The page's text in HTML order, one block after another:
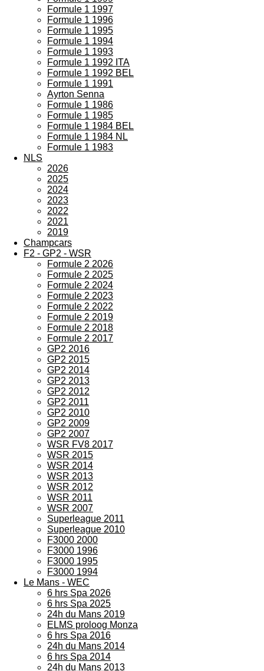
Formule 1 1997
Formule 1 1996
Formule 1 1995
Formule 1 1994
Formule 1 1993
Formule 1 1992 ITA
Formule 1 1992 BEL
Formule 1 1991
Ayrton Senna
Formule 1 1986
Formule 1 1985
Formule 1 1984 BEL
Formule 1 1984 NL
Formule 1 1983
NLS
2026
2025
2024
2023
2022
2021
2019
Champcars
F2 - GP2 - WSR
Formule 2 2026
Formule 2 2025
Formule 2 2024
Formule 2 2023
Formule 2 2022
Formule 2 2019
Formule 2 2018
Formule 2 2017
GP2 2016
GP2 2015
GP2 2014
GP2 2013
GP2 2012
GP2 2011
GP2 2010
GP2 2009
GP2 2007
WSR FV8 2017
WSR 2015
WSR 2014
WSR 2013
WSR 2012
WSR 2011
WSR 2007
Superleague 2011
Superleague 2010
F3000 2000
F3000 1996
F3000 1995
F3000 1994
Le Mans - WEC
6 hrs Spa 2026
6 hrs Spa 2025
24h du Mans 2019
ELMS proloog Monza
6 hrs Spa 2016
24h du Mans 2014
6 hrs Spa 2014
24h du Mans 2013